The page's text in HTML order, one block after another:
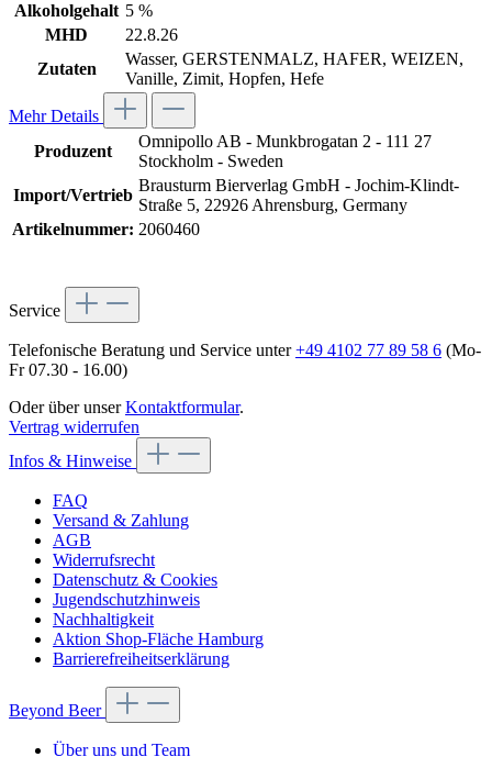
Alkoholgehalt 5 %
MHD
22.8.26
Zutaten
Wasser, GERSTENMALZ, HAFER, WEIZEN,
Vanille, Zimit, Hopfen, Hefe
Mehr Details
Produzent
Omnipollo AB - Munkbrogatan 2 - 111 27
Stockholm - Sweden
Import/Vertrieb
Brausturm Bierverlag GmbH - Jochim-Klindt-
Straße 5, 22926 Ahrensburg, Germany
Artikelnummer: 2060460
Service
Telefonische Beratung und Service unter+49 4102 77 89 58 6 (Mo-
Fr 07.30 - 16.00)
Oder über unserKontaktformular.
Vertrag widerrufen
Infos & Hinweise
FAQ
Versand & Zahlung
AGB
Widerrufsrecht
Datenschutz & Cookies
Jugendschutzhinweis
Nachhaltigkeit
Aktion Shop-Fläche Hamburg
Barrierefreiheitserklärung
Beyond Beer
Über uns und Team